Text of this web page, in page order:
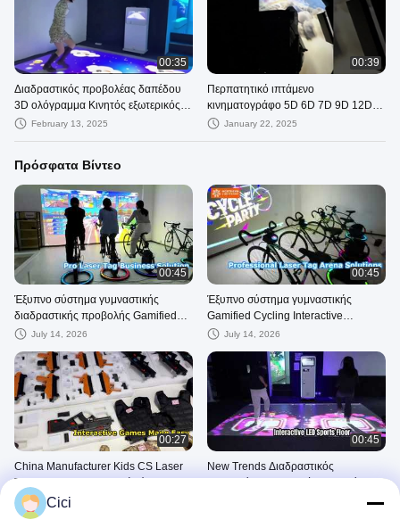
00:35
Διαδραστικός προβολέας δαπέδου
3D ολόγραμμα Κινητός εξωτερικός
κινητός προβολέας
February 13, 2025
00:39
Περπατητικό ιπτάμενο
κινηματογράφο 5D 6D 7D 9D 12D
Θέατρο με επαγγελματικούς
January 22, 2025
Πρόσφατα Βίντεο
00:45
Έξυπνο σύστημα γυμναστικής
διαδραστικής προβολής Gamified
CyclingJuly 14, 2026
00:45
Έξυπνο σύστημα γυμναστικής
Gamified Cycling Interactive
Projection Bike
July 14, 2026
00:27
China Manufacturer Kids CS Laser
Tag Gun Set Εσωτερικοί χώροι
δραστηριότητας Εξοπλισμός
παιχνιδιών μάχης για πολλούς
July 08, 2026
00:45
New Trends Διαδραστικός
Cici